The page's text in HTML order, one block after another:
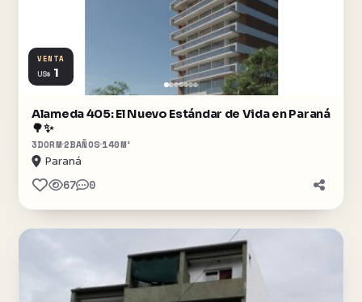
VENTA
US$ 1
Alameda 405: El Nuevo Estándar de Vida en Paraná
🌳✨
3DORM2BAÑOS 140M²
Paraná
67 0